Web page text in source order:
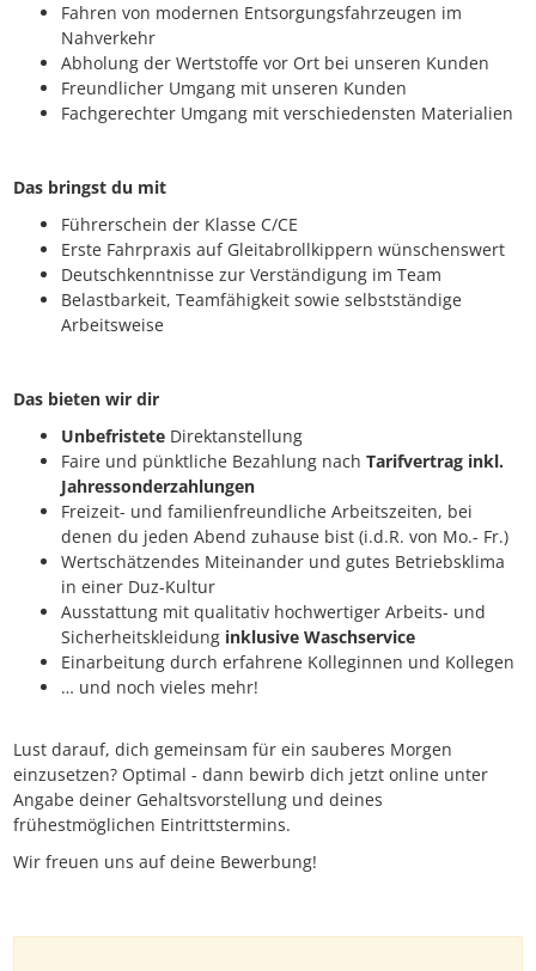
Fahren von modernen Entsorgungsfahrzeugen im
Nahverkehr
Abholung der Wertstoffe vor Ort bei unseren Kunden
Freundlicher Umgang mit unseren Kunden
Fachgerechter Umgang mit verschiedensten Materialien
Das bringst du mit
Führerschein der Klasse C/CE
Erste Fahrpraxis auf Gleitabrollkippern wünschenswert
Deutschkenntnisse zur Verständigung im Team
Belastbarkeit, Teamfähigkeit sowie selbstständige
Arbeitsweise
Das bieten wir dir
Unbefristete Direktanstellung
Faire und pünktliche Bezahlung nach Tarifvertrag inkl.
Jahressonderzahlungen
Freizeit- und familienfreundliche Arbeitszeiten, bei
denen du jeden Abend zuhause bist (i.d.R. von Mo.- Fr.)
Wertschätzendes Miteinander und gutes Betriebsklima
in einer Duz-Kultur
Ausstattung mit qualitativ hochwertiger Arbeits- und
Sicherheitskleidung inklusive Waschservice
Einarbeitung durch erfahrene Kolleginnen und Kollegen
… und noch vieles mehr!
Lust darauf, dich gemeinsam für ein sauberes Morgen
einzusetzen? Optimal - dann bewirb dich jetzt online unter
Angabe deiner Gehaltsvorstellung und deines
frühestmöglichen Eintrittstermins.
Wir freuen uns auf deine Bewerbung!